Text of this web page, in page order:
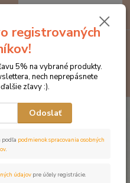
Hľadať
za0 €
Tričká
MONTAR tričko
registrovaných
5% na vybrané produkty.
nech neprepásnete
zľavy :).
Odoslať
podľa podmienok spracovania osobných
.
údajov pre účely registrácie.